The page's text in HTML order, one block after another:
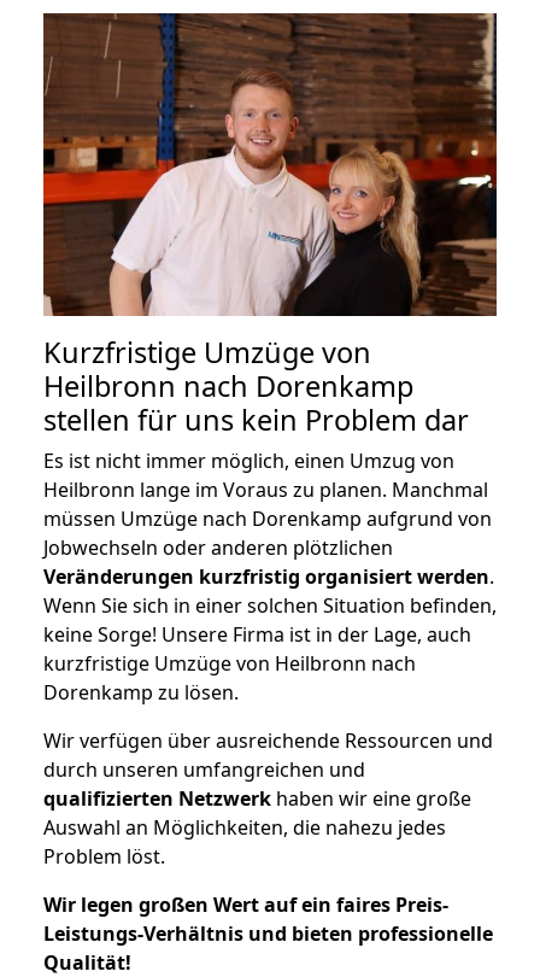
Kurzfristige Umzüge von
Heilbronn nach Dorenkamp
stellen für uns kein Problem dar
Es ist nicht immer möglich, einen Umzug von
Heilbronn lange im Voraus zu planen. Manchmal
müssen Umzüge nach Dorenkamp aufgrund von
Jobwechseln oder anderen plötzlichen
Veränderungen kurzfristig organisiert werden.
Wenn Sie sich in einer solchen Situation befinden,
keine Sorge! Unsere Firma ist in der Lage, auch
kurzfristige Umzüge von Heilbronn nach
Dorenkamp zu lösen.
Wir verfügen über ausreichende Ressourcen und
durch unseren umfangreichen und
qualifizierten Netzwerk haben wir eine große
Auswahl an Möglichkeiten, die nahezu jedes
Problem löst.
Wir legen großen Wert auf ein faires Preis-
Leistungs-Verhältnis und bieten professionelle
Qualität!